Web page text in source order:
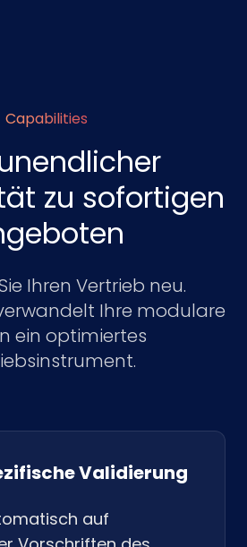
Capabilities
zu sofortigen
Ihren Vertrieb neu.
Ihre modulare
ein optimiertes
Validierung
auf